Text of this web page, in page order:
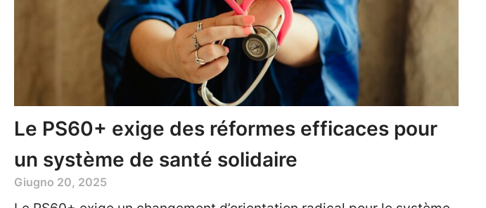
Le PS60+ exige des réformes efficaces pour
un système de santé solidaire
Giugno 20, 2025